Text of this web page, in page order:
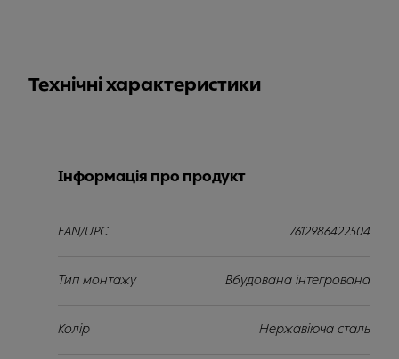
Технічні характеристики
Інформація про продукт
EAN/UPC 7612986422504
Тип монтажу Вбудована інтегрована
Колір Нержавіюча сталь